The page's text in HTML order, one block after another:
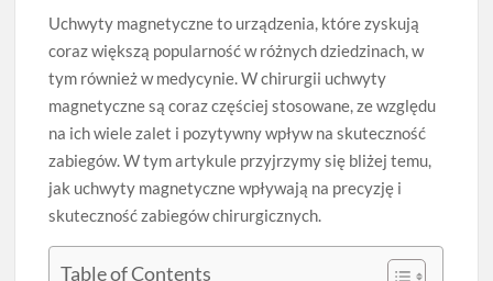
Uchwyty magnetyczne to urządzenia, które zyskują
coraz większą popularność w różnych dziedzinach, w
tym również w medycynie. W chirurgii uchwyty
magnetyczne są coraz częściej stosowane, ze względu
na ich wiele zalet i pozytywny wpływ na skuteczność
zabiegów. W tym artykule przyjrzymy się bliżej temu,
jak uchwyty magnetyczne wpływają na precyzję i
skuteczność zabiegów chirurgicznych.
Table of Contents